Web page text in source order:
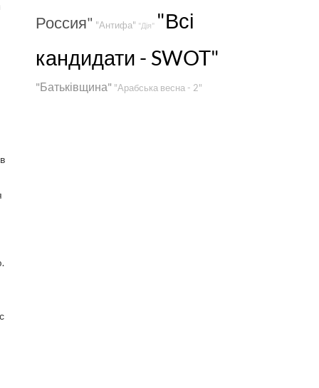
Россия" "Антифа" "Дія" "Всі
кандидати - SWOT"
"Батьківщина" "Арабська весна - 2"